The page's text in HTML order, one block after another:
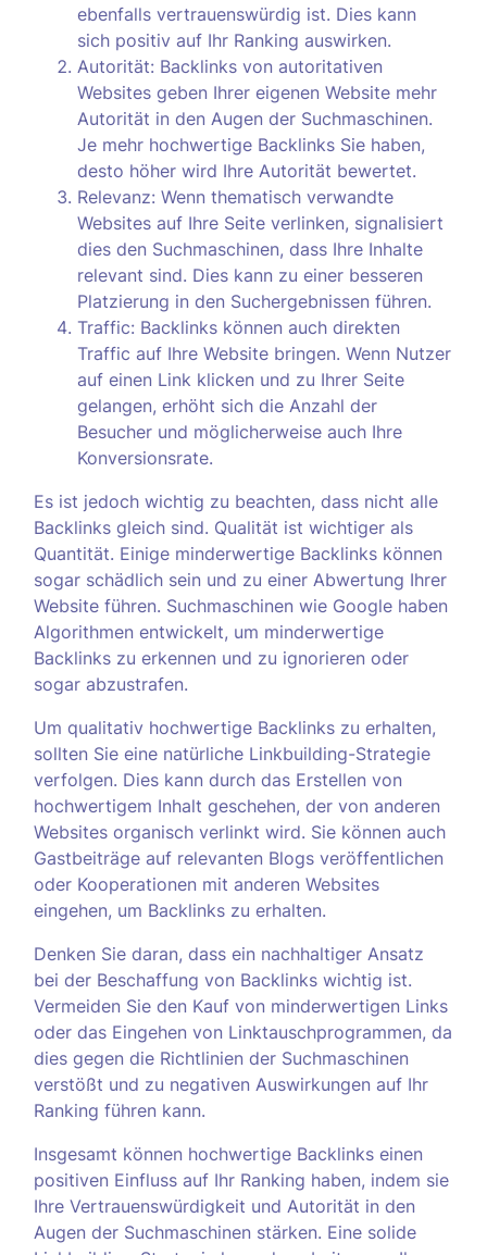
ebenfalls vertrauenswürdig ist. Dies kann
sich positiv auf Ihr Ranking auswirken.
Autorität: Backlinks von autoritativen
Websites geben Ihrer eigenen Website mehr
Autorität in den Augen der Suchmaschinen.
Je mehr hochwertige Backlinks Sie haben,
desto höher wird Ihre Autorität bewertet.
Relevanz: Wenn thematisch verwandte
Websites auf Ihre Seite verlinken, signalisiert
dies den Suchmaschinen, dass Ihre Inhalte
relevant sind. Dies kann zu einer besseren
Platzierung in den Suchergebnissen führen.
Traffic: Backlinks können auch direkten
Traffic auf Ihre Website bringen. Wenn Nutzer
auf einen Link klicken und zu Ihrer Seite
gelangen, erhöht sich die Anzahl der
Besucher und möglicherweise auch Ihre
Konversionsrate.
Es ist jedoch wichtig zu beachten, dass nicht alle
Backlinks gleich sind. Qualität ist wichtiger als
Quantität. Einige minderwertige Backlinks können
sogar schädlich sein und zu einer Abwertung Ihrer
Website führen. Suchmaschinen wie Google haben
Algorithmen entwickelt, um minderwertige
Backlinks zu erkennen und zu ignorieren oder
sogar abzustrafen.
Um qualitativ hochwertige Backlinks zu erhalten,
sollten Sie eine natürliche Linkbuilding-Strategie
verfolgen. Dies kann durch das Erstellen von
hochwertigem Inhalt geschehen, der von anderen
Websites organisch verlinkt wird. Sie können auch
Gastbeiträge auf relevanten Blogs veröffentlichen
oder Kooperationen mit anderen Websites
eingehen, um Backlinks zu erhalten.
Denken Sie daran, dass ein nachhaltiger Ansatz
bei der Beschaffung von Backlinks wichtig ist.
Vermeiden Sie den Kauf von minderwertigen Links
oder das Eingehen von Linktauschprogrammen, da
dies gegen die Richtlinien der Suchmaschinen
verstößt und zu negativen Auswirkungen auf Ihr
Ranking führen kann.
Insgesamt können hochwertige Backlinks einen
positiven Einfluss auf Ihr Ranking haben, indem sie
Ihre Vertrauenswürdigkeit und Autorität in den
Augen der Suchmaschinen stärken. Eine solide